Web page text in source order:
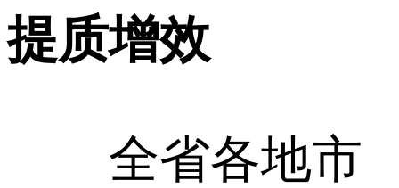
提质增效
全省各地市